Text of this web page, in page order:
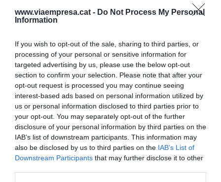
www.viaempresa.cat - Do Not Process My Personal
Information
If you wish to opt-out of the sale, sharing to third parties, or
processing of your personal or sensitive information for
targeted advertising by us, please use the below opt-out
section to confirm your selection. Please note that after your
opt-out request is processed you may continue seeing
interest-based ads based on personal information utilized by
us or personal information disclosed to third parties prior to
your opt-out. You may separately opt-out of the further
disclosure of your personal information by third parties on the
IAB’s list of downstream participants. This information may
also be disclosed by us to third parties on the IAB’s List of
Downstream Participants that may further disclose it to other
situados a miles de kilómetros, desde coches
desarrollo del internet de las cosas. La mejora de
la experiencia de videojuegos en realidad virtual,
la alta definición en las videollamadas, el coche
autónomo o la telemediciona son algunas de las
aplicaciones concretas del 5G.
AñadirVIA Empresacomo fuente preferida
de Google de forma gratuita
Mantente informado con las últimas noticias de
actualidad